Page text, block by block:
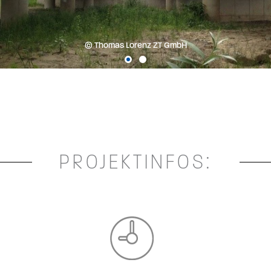
© Thomas Lorenz ZT GmbH
PROJEKTINFOS: